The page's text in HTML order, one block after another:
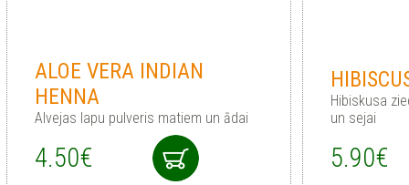
ALOE VERA INDIAN
HENNA
Alvejas lapu pulveris matiem un ādai
4.50€
Hibiskusa
un sejai
5.90€